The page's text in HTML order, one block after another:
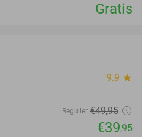
Gratis
9.9 star
Regulier €49,95
€39,95